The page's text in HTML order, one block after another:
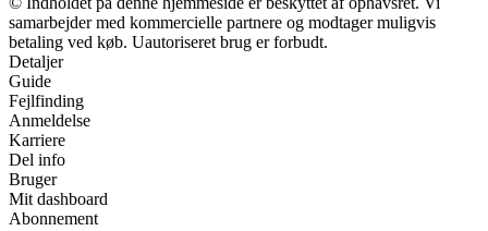
samarbejder med kommercielle partnere og modtager muligvis
betaling ved køb. Uautoriseret brug er forbudt.
Detaljer
Guide
Fejlfinding
Anmeldelse
Karriere
Del info
Bruger
Mit dashboard
Abonnement